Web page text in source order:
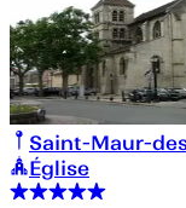
Saint-Maur-
Église